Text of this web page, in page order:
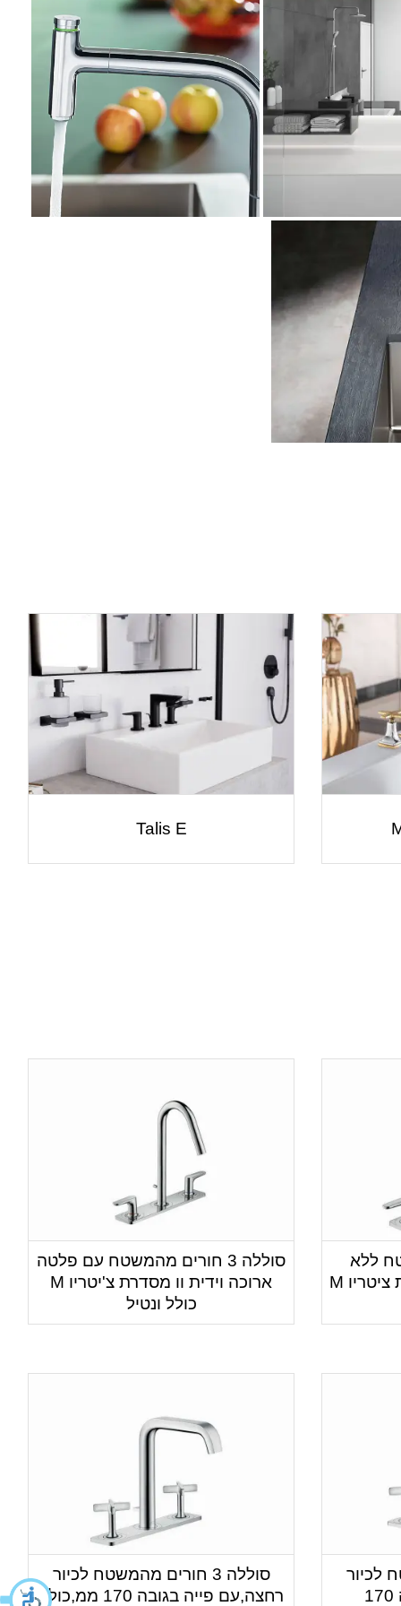
Talis E
ללא
פלטה , עם ידיות וו מסדרת ציטריו M
סוללה 3 חורים מהמשטח עם פלטה
ארוכה וידית וו מסדרת צ'יטריו M
כולל ונטיל
לכיור
רחצה,עם פייה בגובה 170
סוללה 3 חורים מהמשטח לכיור
רחצה,עם פייה בגובה 170 ממ,כולל